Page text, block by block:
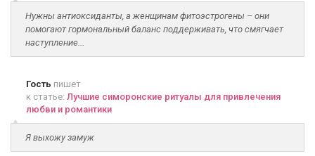
Нужны антиоксиданты, а женщинам фитоэстрогены – они
помогают гормональный баланс поддерживать, что смягчает
наступление...
Гость пишет
к статье: Лучшие симоронские ритуалы для привлечения
любви и романтики
Я выхожу замуж